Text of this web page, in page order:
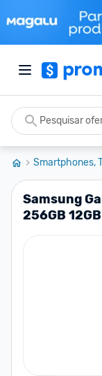
Smartphones,
Samsung
256GB